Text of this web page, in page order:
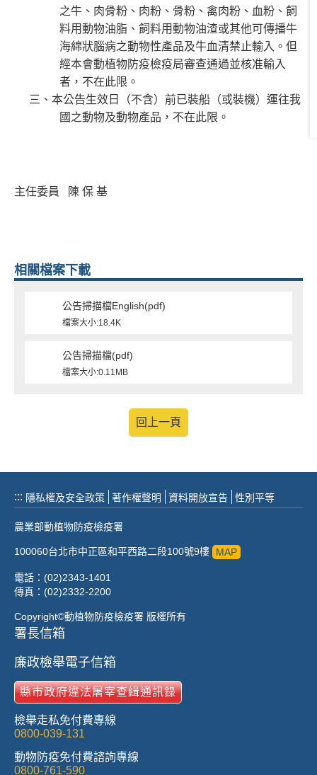
之牛、肉骨粉、肉粉、骨粉、禽肉粉、血粉、飼
料用動物油脂、飼料用動物油渣或其他可傳播牛
海綿狀腦病之動物性產品及牛血清禁止輸入。但
經本會動植物防疫檢疫局審查通過並核准輸入
者，不在此限。
三、本公告生效日（不含）前已裝船（或裝機）運往我
國之動物及動物產品，不在此限。
主任委員 陳 保 基
相關檔案下載
公告掃描檔English(pdf)
檔案大小:18.4K
公告掃描檔(pdf)
檔案大小:0.11MB
回上一頁
::: 隱私權及安全政策 著作權聲明 資料開放宣告 性別平等
農業部動植物防疫檢疫署
100060台北市中正區和平西路二段100號9樓 MAP
電話：(02)2343-1401
傳真：(02)2332-2200
Copyright©動植物防疫檢疫署 版權所有
署長信箱
廉政檢舉電子信箱
縣市政府違法屠宰查緝通訊錄
檢舉走私免付費專線
0800-039-131
動物防疫免付費諮詢專線
0800-761-590